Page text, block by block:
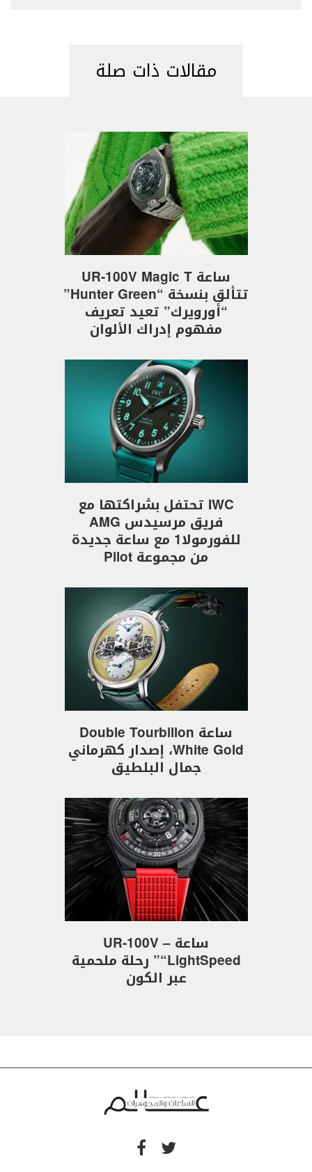
مقالات ذات صلة
ساعة UR-100V Magic T
تتألق بنسخة “Hunter Green”
“أورويرك” تعيد تعريف
مفهوم إدراك الألوان
IWC تحتفل بشراكتها مع
فريق مرسيدس AMG
للفورمولا1 مع ساعة جديدة
من مجموعة Pilot
ساعة Double Tourbillon
White Gold، إصدار كهرماني
جمال البلطيق
ساعة UR-100V –
“LightSpeed” رحلة ملحمية
عبر الكون